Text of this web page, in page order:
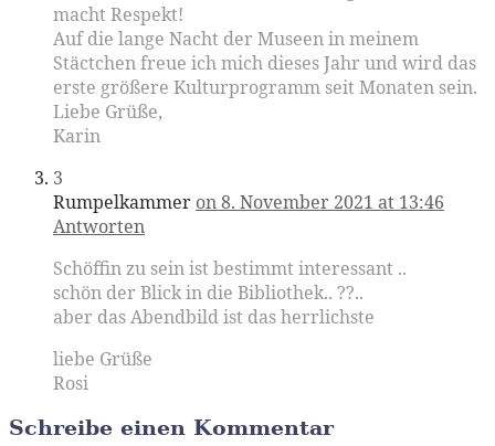
macht Respekt!
Auf die lange Nacht der Museen in meinem
Stäctchen freue ich mich dieses Jahr und wird das
erste größere Kulturprogramm seit Monaten sein.
Liebe Grüße,
Karin
3
Rumpelkammer on 8. November 2021 at 13:46
Antworten
Schöffin zu sein ist bestimmt interessant ..
schön der Blick in die Bibliothek.. ??..
aber das Abendbild ist das herrlichste
liebe Grüße
Rosi
Schreibe einen Kommentar